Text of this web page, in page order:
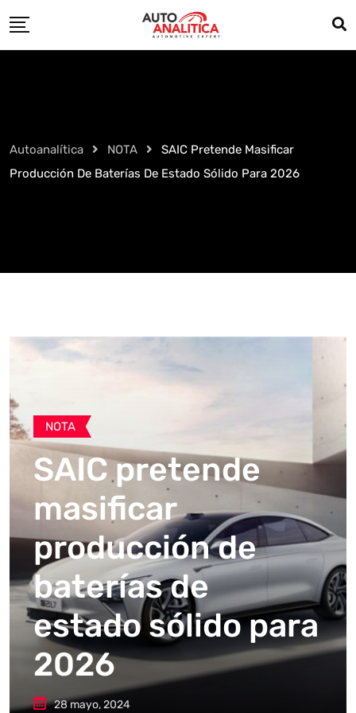
to
Autoanalítica NOTA
SAIC Pretende Masificar
Producción De Baterías De Estado Sólido Para 2026
NOTA
SAIC pretende
masificar
producción de
baterías de
estado sólido para
2026
28 mayo, 2024